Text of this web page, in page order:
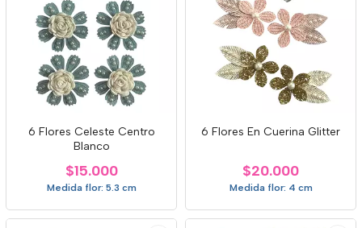
6 Flores Celeste Centro
Blanco
$15.000
Medida flor: 5.3 cm
6 Flores En Cuerina Glitter
$20.000
Medida flor: 4 cm